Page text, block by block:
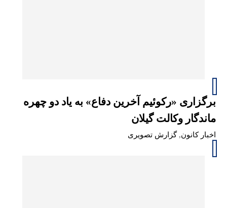
برگزاری «رکوئیم آخرین دفاع» به یاد دو چهره
ماندگار وکالت گیلان
اخبار کانون,گزارش تصویری